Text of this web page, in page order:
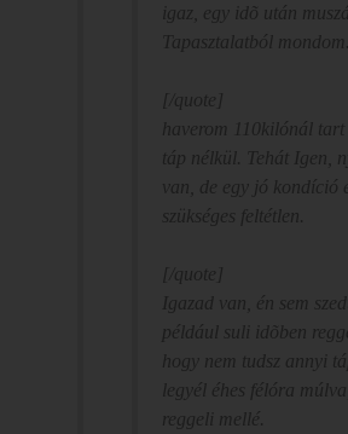
igaz, egy idõ után
Tapasztalatból
[/quote]
haverom 110kilónál
táp nélkül. Tehát Igen,
van, de egy jó kondíció
szükséges feltétlen.
[/quote]
Igazad van, én sem
például suli idõben
hogy nem tudsz annyi
legyél éhes félóra
reggeli mellé.